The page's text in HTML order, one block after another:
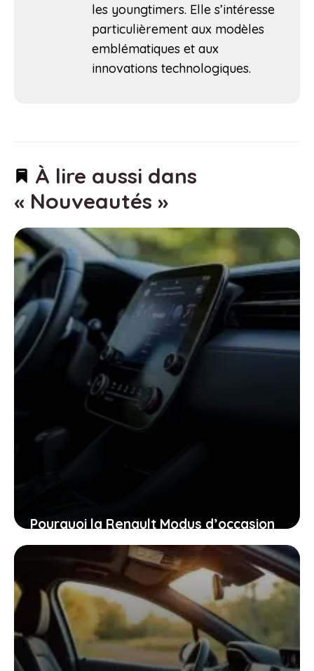
les youngtimers. Elle s’intéresse
particulièrement aux modèles
emblématiques et aux
innovations technologiques.
À lire aussi dans
« Nouveautés »
Pourquoi la Renault Modus d’occasion
pourrait bien être la voiture idéale
pour vous aujourd’hui
26 janvier 2026